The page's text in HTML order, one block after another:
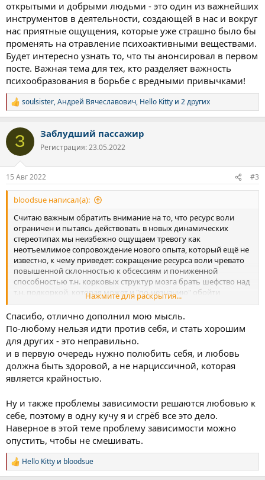
открытыми и добрыми людьми - это один из важнейших
инструментов в деятельности, создающей в нас и вокруг
нас приятные ощущения, которые уже страшно было бы
променять на отравление психоактивными веществами.
Будет интересно узнать то, что ты анонсировал в первом
посте. Важная тема для тех, кто разделяет важность
психообразования в борьбе с вредными привычками!
Р
е
к
и
soulsister,Андрей Вячеславович, Hello Kitty и 2 других
З Заблудший пассажир
Регистрация: 23.05.2022
15 Авг 2022 #3
bloodsue написал(а):
Считаю важным обратить внимание на то, что ресурс воли
ограничен и пытаясь действовать в новых динамических
стереотипах мы неизбежно ощущаем тревогу как
неотъемлимое сопровождение нового опыта, который ещё не
известно, к чему приведет: сокращение ресурса воли чревато
повышенной склонностью к обсессиям и пониженной
способностью т.н. корковых структур мозга брать шефство над
т.н. подкоркой, которая может и "по-незнанию" обойти
ослабленную новыми практиками кору и подкинуть мысль об
изменении своего естественного состояния.
Вижу выход в здоровом (нетоксичном) социальном окружении
и в добром отношении к себе, если угодно, любви к себе
настоящему.
Вижу важное препятствие на пути к счастливой(!) трезвости в
всем понравиться, в несвободе действий.
Свобода - это не когда ты делаешь, что хочешь, а когда не
делаешь того, чего не хочешь.
Если бы я считал мнение своих критиков важнее моих
интерпретаций моей же субъективной реальности, то я бы
очень обижался на социум и не узнал, что общение с
открытыми и добрыми людьми - это один из важнейших
Нажмите для раскрытия...
Спасибо, отлично дополнил мою мысль.
По-любому нельзя идти против себя, и стать хорошим
для других - это неправильно.
и в первую очередь нужно полюбить себя, и любовь
должна быть здоровой, а не нарциссичной, которая
является крайностью.
Ну и также проблемы зависимости решаются любовью к
себе, поэтому в одну кучу я и сгрёб все это дело.
Наверное в этой теме проблему зависимости можно
опустить, чтобы не смешивать.
Р
е
Hello Kitty и bloodsue